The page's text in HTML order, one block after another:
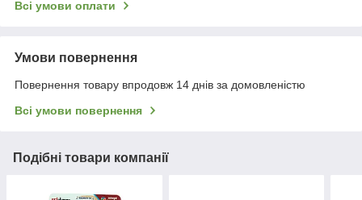
Всі умови оплати
Умови повернення
Повернення товару впродовж 14 днів за домовленістю
Всі умови повернення
Подібні товари компанії